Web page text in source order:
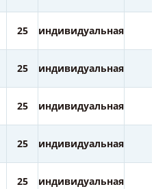
25 индивидуальная
25 индивидуальная
25 индивидуальная
25 индивидуальная
25 индивидуальная